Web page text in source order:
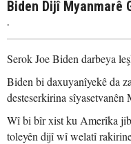
Biden Dijî Myanmarê
.
Serok Joe Biden darbeya
Biden bi daxuyanîyekê da
desteserkirina sîyasetvanên
Wî bi bîr xist ku Amerîka
toleyên dijî wî welatî